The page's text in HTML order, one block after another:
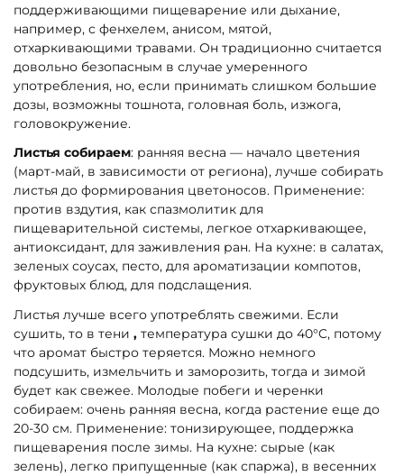
поддерживающими пищеварение или дыхание,
например, с фенхелем, анисом, мятой,
отхаркивающими травами. Он традиционно считается
довольно безопасным в случае умеренного
употребления, но, если принимать слишком большие
дозы, возможны тошнота, головная боль, изжога,
головокружение.
Листья собираем: ранняя весна — начало цветения
(март-май, в зависимости от региона), лучше собирать
листья до формирования цветоносов. Применение:
против вздутия, как спазмолитик для
пищеварительной системы, легкое отхаркивающее,
антиоксидант, для заживления ран. На кухне: в салатах,
зеленых соусах, песто, для ароматизации компотов,
фруктовых блюд, для подслащения.
Листья лучше всего употреблять свежими. Если
сушить, то в тени , температура сушки до 40°C, потому
что аромат быстро теряется. Можно немного
подсушить, измельчить и заморозить, тогда и зимой
будет как свежее. Молодые побеги и черенки
собираем: очень ранняя весна, когда растение еще до
20-30 см. Применение: тонизирующее, поддержка
пищеварения после зимы. На кухне: сырые (как
зелень), легко припущенные (как спаржа), в весенних